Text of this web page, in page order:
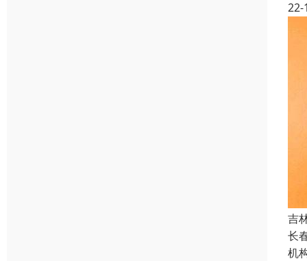
22-
吉
长
机